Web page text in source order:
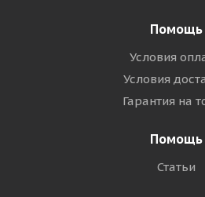
Помощь
Условия
Условия
Гарантия на
Помощь
Статьи